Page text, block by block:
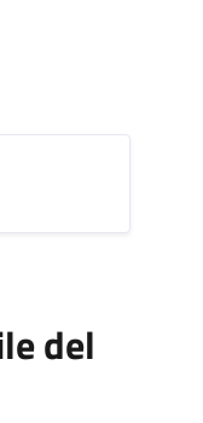
del